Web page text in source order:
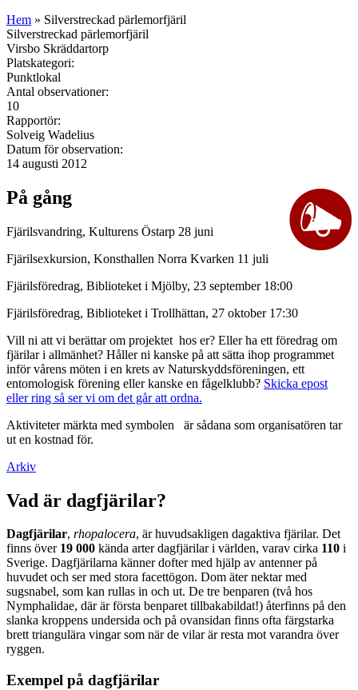
Hem » Silverstreckad pärlemorfjäril
Silverstreckad pärlemorfjäril
Virsbo Skräddartorp
Platskategori:
Punktlokal
Antal observationer:
10
Rapportör:
Solveig Wadelius
Datum för observation:
14 augusti 2012
På gång
Fjärilsvandring, Kulturens Östarp 28 juni
Fjärilsexkursion, Konsthallen Norra Kvarken 11 juli
Fjärilsföredrag, Biblioteket i Mjölby, 23 september 18:00
Fjärilsföredrag, Biblioteket i Trollhättan, 27 oktober 17:30
Vill ni att vi berättar om projektet hos er? Eller ha ett föredrag om
fjärilar i allmänhet? Håller ni kanske på att sätta ihop programmet
inför vårens möten i en krets av Naturskyddsföreningen, ett
entomologisk förening eller kanske en fågelklubb? Skicka epost
eller ring så ser vi om det går att ordna.
Aktiviteter märkta med symbolen
är sådana som organisatören tar
ut en kostnad för.
Arkiv
Vad är dagfjärilar?
Dagfjärilar, rhopalocera, är huvudsakligen dagaktiva fjärilar. Det
finns över 19 000 kända arter dagfjärilar i världen, varav cirka 110 i
Sverige. Dagfjärilarna känner dofter med hjälp av antenner på
huvudet och ser med stora facettögon. Dom äter nektar med
sugsnabel, som kan rullas in och ut. De tre benparen (två hos
Nymphalidae, där är första benparet tillbakabildat!) återfinns på den
slanka kroppens undersida och på ovansidan finns ofta färgstarka
brett triangulära vingar som när de vilar är resta mot varandra över
ryggen.
Exempel på dagfjärilar